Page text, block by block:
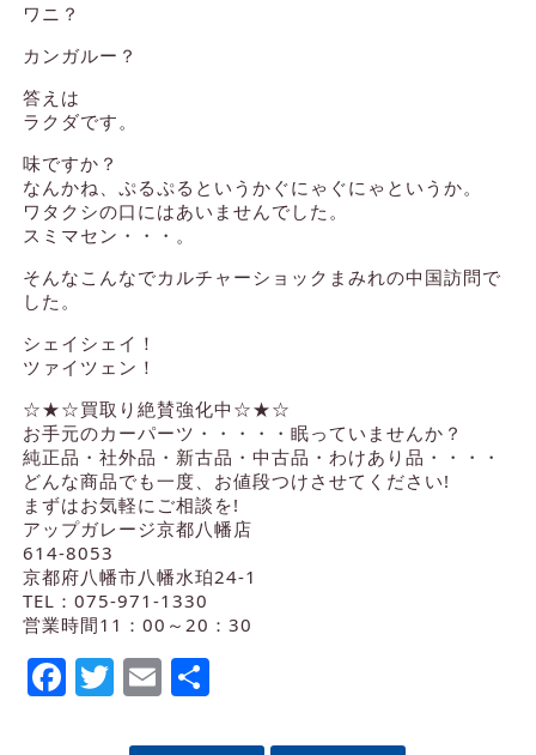
ワニ？
カンガルー？
答えは
ラクダです。
味ですか？
なんかね、ぷるぷるというかぐにゃぐにゃというか。
ワタクシの口にはあいませんでした。
スミマセン・・・。
そんなこんなでカルチャーショックまみれの中国訪問で
した。
シェイシェイ！
ツァイツェン！
☆★☆買取り絶賛強化中☆★☆
お手元のカーパーツ・・・・・眠っていませんか？
純正品・社外品・新古品・中古品・わけあり品・・・・
どんな商品でも一度、お値段つけさせてください!
まずはお気軽にご相談を!
アップガレージ京都八幡店
614-8053
京都府八幡市八幡水珀24-1
TEL：075-971-1330
営業時間11：00～20：30
Facebook
Twitter
EmailShare